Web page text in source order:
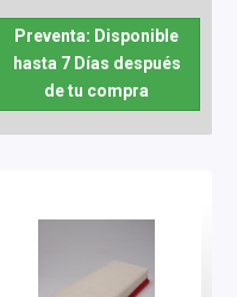
Preventa: Disponible
hasta 7 Días después
de tu compra